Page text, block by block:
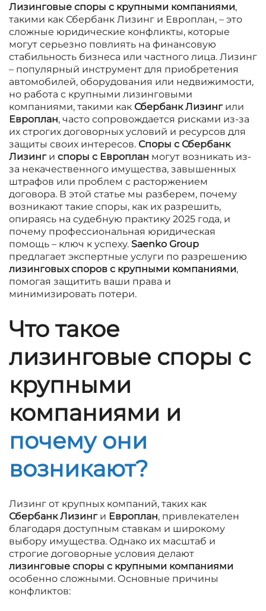
Лизинговые споры с крупными компаниями,
такими как Сбербанк Лизинг и Европлан, – это
сложные юридические конфликты, которые
могут серьезно повлиять на финансовую
стабильность бизнеса или частного лица. Лизинг
– популярный инструмент для приобретения
автомобилей, оборудования или недвижимости,
но работа с крупными лизинговыми
компаниями, такими как Сбербанк Лизингили
Европлан, часто сопровождается рисками из-за
их строгих договорных условий и ресурсов для
защиты своих интересов. Споры с Сбербанк
Лизинги споры с Европлан могут возникать из-
за некачественного имущества, завышенных
штрафов или проблем с расторжением
договора. В этой статье мы разберем, почему
возникают такие споры, как их разрешить,
опираясь на судебную практику 2025 года, и
почему профессиональная юридическая
помощь – ключ к успеху. Saenko Group
предлагает экспертные услуги по разрешению
лизинговых споров с крупными компаниями,
помогая защитить ваши права и
минимизировать потери.
Что такое
лизинговые споры с
крупными
компаниями и
почему они
возникают?
Лизинг от крупных компаний, таких как
Сбербанк Лизинги Европлан, привлекателен
благодаря доступным ставкам и широкому
выбору имущества. Однако их масштаб и
строгие договорные условия делают
лизинговые споры с крупными компаниями
особенно сложными. Основные причины
конфликтов: